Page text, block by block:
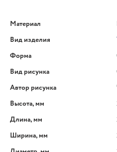
Материал
Вид изделия
Форма
Вид рисунка
Автор рисунка
Высота, мм
Длина, мм
Ширина, мм